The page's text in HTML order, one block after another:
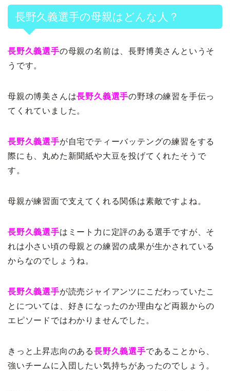
長野久義選手の母親はどんな人？
長野久義選手の母親の名前は、長野博美さんというそ
うです。
母親の博美さんは長野久義選手の野球の練習を手伝っ
てくれていました。
長野久義選手が自宅でティーバッテングの練習をする
際にも、丸めた新聞紙や大豆を投げてくれたそうで
す。
母親が練習面で支えてくれる関係は素敵ですよね。
長野久義選手はミート力に定評のある選手ですが、そ
れは小さい頃の母親との練習の成果が生かされている
からなのでしょうね。
長野久義選手が読売ジャイアンツにこだわっていたこ
とについては、好きになったのか理由など両親からの
エピソードではわかりませんでした。
きっと上昇志向のある長野久義選手であることから、
強いチームに入団したい気持ちがあったのでしょう。